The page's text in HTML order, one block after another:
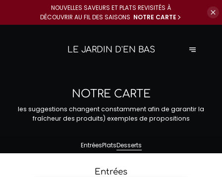
NOUVELLES SAVEURS ET PLATS REVISITÉS À
DÉCOUVRIR AU FIL DES SAISONS NOTRE CARTE
LE JARDIN D'EN BAS
NOTRE CARTE
les suggestions changent constamment afin de garantir la
fraîcheur des produits) exemples de propositions
EntréesPlatsDesserts
Entrées